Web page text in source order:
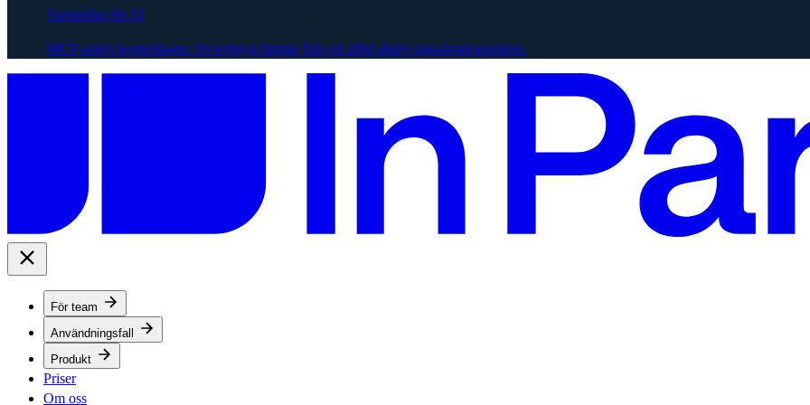
Samordna din AI
MCP-nativt kontextlager. AI-verktyg hämtar från ett alltid aktivt organisationsminne.
För team
Användningsfall
Produkt
Priser
Om oss